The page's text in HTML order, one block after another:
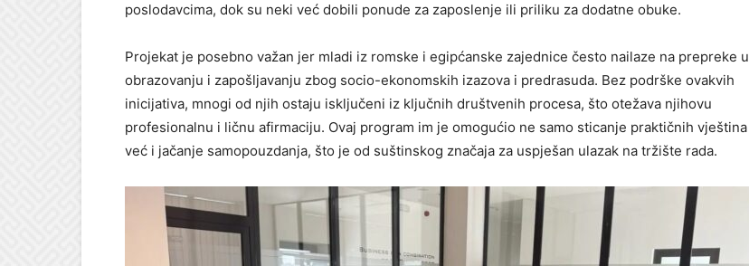
poslodavcima, dok su neki već dobili ponude za zaposlenje ili priliku za dodatne obuke.
Projekat je posebno važan jer mladi iz romske i egipćanske zajednice često nailaze na prepreke u
obrazovanju i zapošljavanju zbog socio-ekonomskih izazova i predrasuda. Bez podrške ovakvih
inicijativa, mnogi od njih ostaju isključeni iz ključnih društvenih procesa, što otežava njihovu
profesionalnu i ličnu afirmaciju. Ovaj program im je omogućio ne samo sticanje praktičnih vještina
već i jačanje samopouzdanja, što je od suštinskog značaja za uspješan ulazak na tržište rada.